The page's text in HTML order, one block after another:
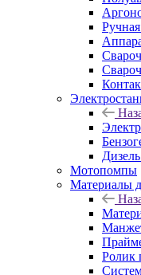
Мотопомпы
Материалы
Ролик